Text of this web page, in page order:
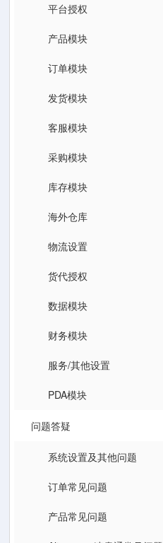
平台授权
产品模块
订单模块
发货模块
客服模块
采购模块
库存模块
海外仓库
物流设置
货代授权
数据模块
财务模块
服务/其他设置
PDA模块
问题答疑
系统设置及其他问题
订单常见问题
产品常见问题